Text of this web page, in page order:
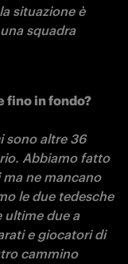
situazione è
squadra
fino in fondo?
sono altre 36
Abbiamo fatto
ne mancano
le due tedesche
ultime due a
e giocatori di
cammino